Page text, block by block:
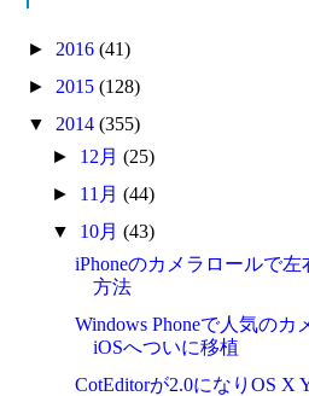
► 2016(41)
► 2015(128)
▼ 2014(355)
► 12月 (25)
► 11月 (44)
▼ 10月 (43)
iPhoneのカメラロールで
方法
Windows Phoneで人気のカ
iOSへついに移植
CotEditorが2.0になりOS X